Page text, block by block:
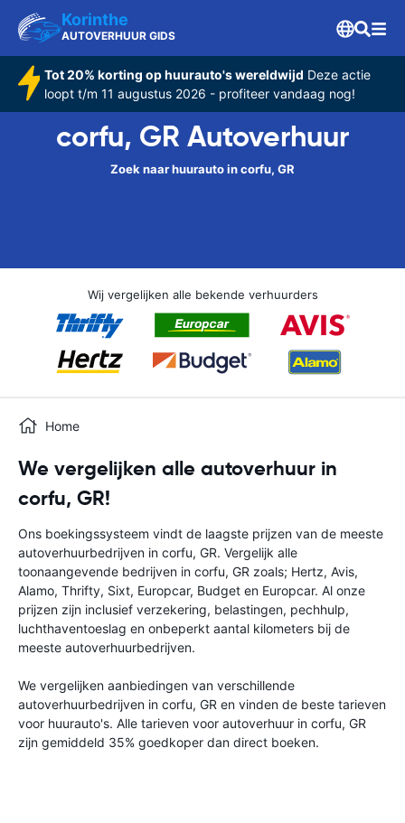
Korinthe
AUTOVERHUUR GIDS
Tot 20% korting op huurauto's wereldwijd Deze actie
loopt t/m 11 augustus 2026 - profiteer vandaag nog!
corfu, GR Autoverhuur
Zoek naar huurauto in corfu, GR
Wij vergelijken alle bekende verhuurders
Home
We vergelijken alle autoverhuur in
corfu, GR!
Ons boekingssysteem vindt de laagste prijzen van de meeste
autoverhuurbedrijven in corfu, GR. Vergelijk alle
toonaangevende bedrijven in corfu, GR zoals; Hertz, Avis,
Alamo, Thrifty, Sixt, Europcar, Budget en Europcar. Al onze
prijzen zijn inclusief verzekering, belastingen, pechhulp,
luchthaventoeslag en onbeperkt aantal kilometers bij de
meeste autoverhuurbedrijven.
We vergelijken aanbiedingen van verschillende
autoverhuurbedrijven in corfu, GR en vinden de beste tarieven
voor huurauto's. Alle tarieven voor autoverhuur in corfu, GR
zijn gemiddeld 35% goedkoper dan direct boeken.